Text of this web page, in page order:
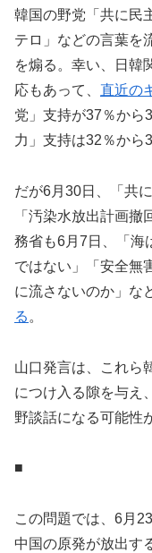
韓国の野党「共に民
テロ」などの言葉を
を煽る。幸い、日韓
応もあって、 直近の
党」支持が37％から
力」支持は32％から
だが6月30日、「共
「汚染水放出計画撤
務省も6月7日、「海
ではない」「安全無
に流さないのか」な
る 。
山口発言は、これら
につけ入る隙を与え
野談話になる可能性
■
この問題では、6月
中国の原発が放出す